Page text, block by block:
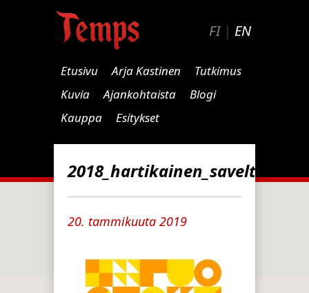
FI| EN
Etusivu Arja Kastinen
Tutkimus
Kuvia
Ajankohtaista
Blogi
Kauppa
Esitykset
20. tammikuuta 2019